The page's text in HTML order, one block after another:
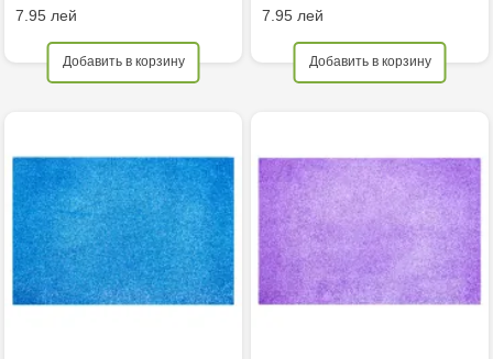
7.95 лей
Добавить в корзину
7.95 лей
Добавить в корзину